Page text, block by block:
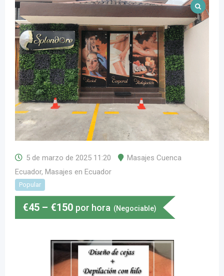
5 de marzo de 2025 11:20
Masajes Cuenca
Ecuador, Masajes en Ecuador
Popular
€45 – €150 por hora (Negociable)